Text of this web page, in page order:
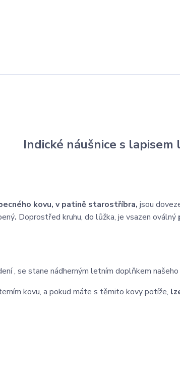
Indické náušnice s lapisem
kovu, v patině starostříbra, jsou
. Doprostřed kruhu, do lůžka, je vsazen oválný
, se stane nádherným letním doplňkem
kovu, a pokud máte s těmito kovy potíže,